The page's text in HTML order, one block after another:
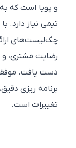
و پویا است که به
تیمی نیاز دارد. با
چک‌لیست‌های ارائه
رضایت مشتری، و در
دست یافت. موفقیت
برنامه ریزی دقیق،
تغییرات است.